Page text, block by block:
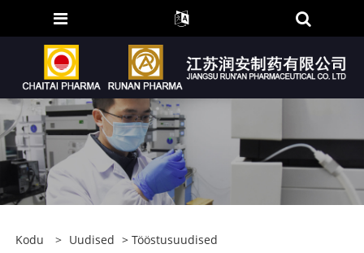
Kodu > Uudised > Tööstusuudised